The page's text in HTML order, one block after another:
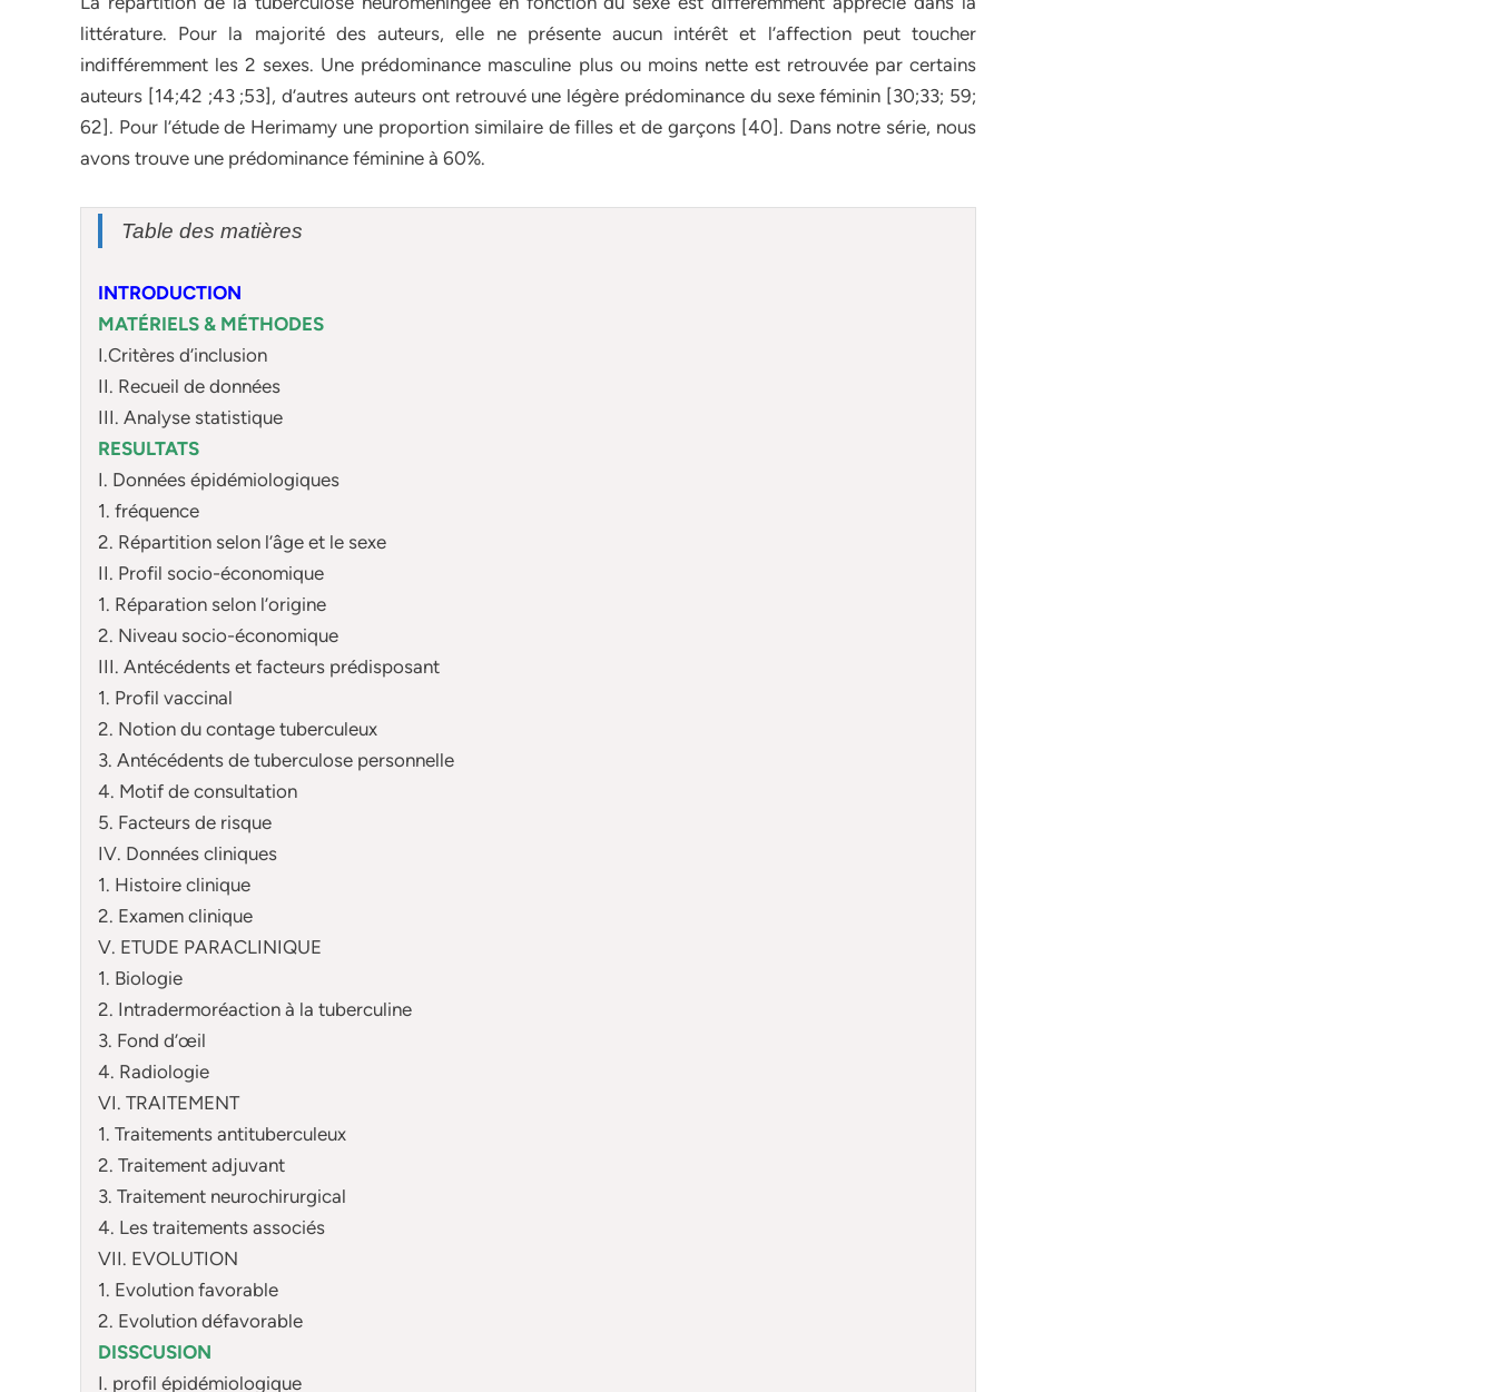
littérature. Pour la majorité des auteurs, elle ne présente aucun intérêt et l’affection peut toucher
indifféremment les 2 sexes. Une prédominance masculine plus ou moins nette est retrouvée par certains
auteurs [14;42 ;43 ;53], d’autres auteurs ont retrouvé une légère prédominance du sexe féminin [30;33; 59;
62]. Pour l’étude de Herimamy une proportion similaire de filles et de garçons [40]. Dans notre série, nous
avons trouve une prédominance féminine à 60%.
Table des matières
INTRODUCTION
MATÉRIELS & MÉTHODES
I.Critères d’inclusion
II. Recueil de données
III. Analyse statistique
RESULTATS
I. Données épidémiologiques
1. fréquence
2. Répartition selon l’âge et le sexe
II. Profil socio-économique
1. Réparation selon l’origine
2. Niveau socio-économique
III. Antécédents et facteurs prédisposant
1. Profil vaccinal
2. Notion du contage tuberculeux
3. Antécédents de tuberculose personnelle
4. Motif de consultation
5. Facteurs de risque
IV. Données cliniques
1. Histoire clinique
2. Examen clinique
V. ETUDE PARACLINIQUE
1. Biologie
2. Intradermoréaction à la tuberculine
3. Fond d’œil
4. Radiologie
VI. TRAITEMENT
1. Traitements antituberculeux
2. Traitement adjuvant
3. Traitement neurochirurgical
4. Les traitements associés
VII. EVOLUTION
1. Evolution favorable
2. Evolution défavorable
DISSCUSION
I. profil épidémiologique